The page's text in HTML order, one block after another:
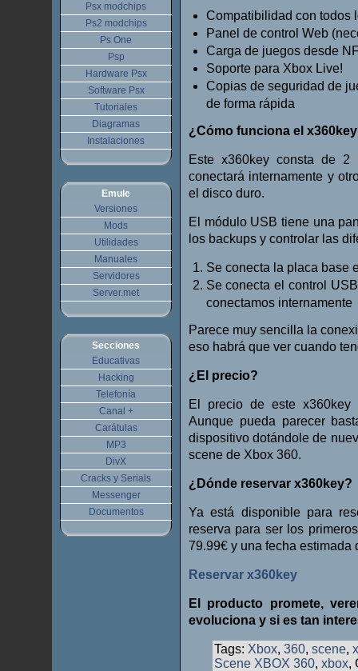
Compatibilidad con todos
Panel de control Web
Carga de juegos desde
Soporte para Xbox Live!
Copias de seguridad de
de forma rápida
¿Cómo funciona el
Este x360key consta de
conectará internamente y
el disco duro.
El módulo USB tiene una
los backups y controlar las
Se conecta la placa base
Se conecta el control
conectamos internamente
Parece muy sencilla la
eso habrá que ver cuando
¿El precio?
El precio de este
Aunque pueda parecer
dispositivo dotándole de
scene de Xbox 360.
¿Dónde reservar x360key?
Ya está disponible para
reserva para ser los
79.99€ y una fecha estimada
Reservar x360key
El producto promete,
evoluciona y si es tan
Tags: Xbox, 360, scene,
Scene XBOX 360, xbox,
Psx modchips
Ps2 modchips
Ps One
Psp
Hardware Psx
Software Psx
Tutoriales
Diagramas
Instalaciones
Emule
Versiones
Mods
Utilidades
Manuales
Servidores
Server.met
Secciones
Educativas
Hacking
Telefonía
Canal +
Carátulas
MP3
DivX
Cracks y Serials
Messenger
Documentos